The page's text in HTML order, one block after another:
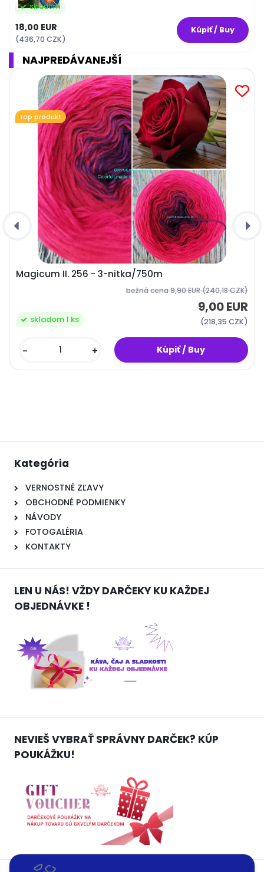
skladom
18,00 EUR
(436,70 CZK)
NAJPREDÁVANEJŠÍ
Magicum II. 256 - 3-nitka/750m
bežná cena9,90 EUR(240,18 CZK)
9,00 EUR
(218,35 CZK)
- +
skladom 1 ks
top produkt
Kategória
VERNOSTNÉ ZĽAVY
OBCHODNÉ PODMIENKY
NÁVODY
FOTOGALÉRIA
KONTAKTY
LEN U NÁS! VŽDY DARČEKY KU KAŽDEJ
OBJEDNÁVKE !
NEVIEŠ VYBRAŤ SPRÁVNY DARČEK? KÚP
POUKÁŽKU!